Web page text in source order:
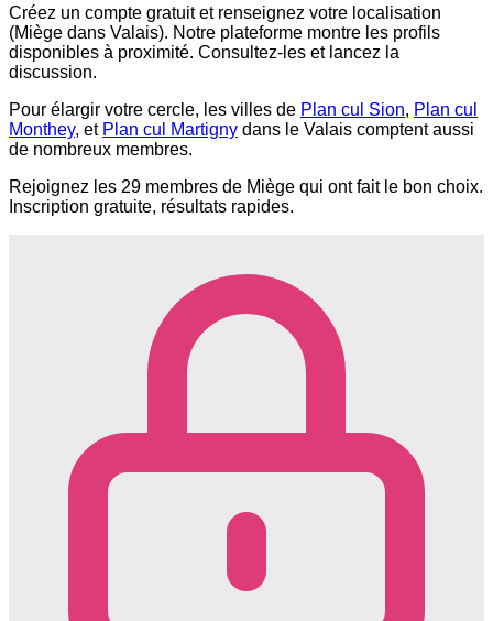
Créez un compte gratuit et renseignez votre localisation
(Miège dans Valais). Notre plateforme montre les profils
disponibles à proximité. Consultez-les et lancez la
discussion.
Pour élargir votre cercle, les villes de Plan cul Sion, Plan cul
Monthey, et Plan cul Martigny dans le Valais comptent aussi
de nombreux membres.
Rejoignez les 29 membres de Miège qui ont fait le bon choix.
Inscription gratuite, résultats rapides.